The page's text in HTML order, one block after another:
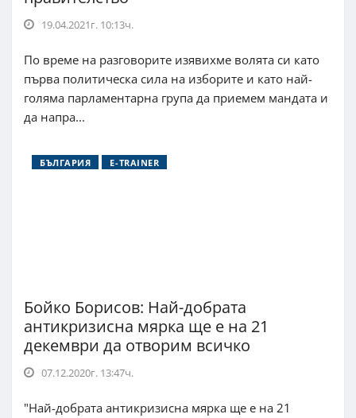
19.04.2021г. 10:13ч.
По време на разговорите изявихме волята си като
първа политическа сила на изборите и като най-
голяма парламентарна група да приемем мандата и
да напра...
БЪЛГАРИЯ E-TRAINER
Бойко Борисов: Най-добрата
антикризисна мярка ще е на 21
декември да отворим всичко
07.12.2020г. 13:47ч.
"Най-добрата антикризисна мярка ще е на 21